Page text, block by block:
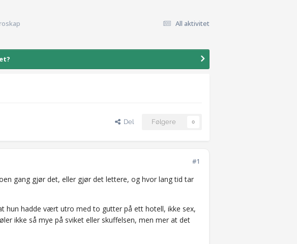
All aktivitet
Del Følgere 0
#1
gang gjør det, eller gjør det lettere, og hvor lang tid tar
hun hadde vært utro med to gutter på ett hotell, ikke sex,
ikke så mye på sviket eller skuffelsen, men mer at det